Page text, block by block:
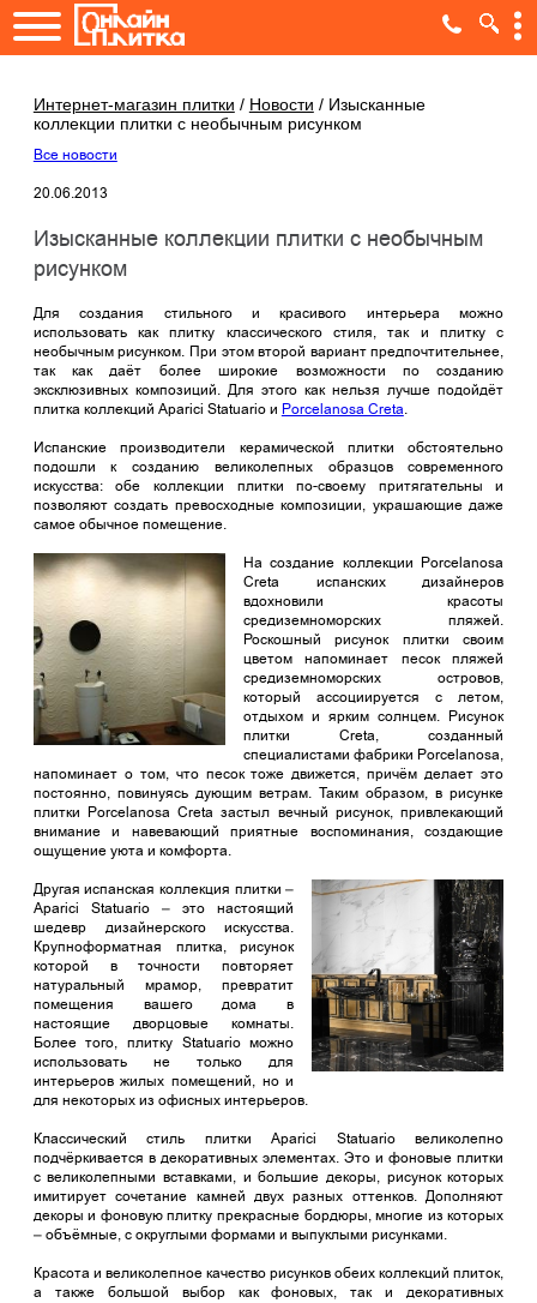
Интернет-магазин плитки / Новости / Изысканные
коллекции плитки с необычным рисунком
Все новости
20.06.2013
Изысканные коллекции плитки с необычным
рисунком
Для создания стильного и красивого интерьера можно
использовать как плитку классического стиля, так и плитку с
необычным рисунком. При этом второй вариант предпочтительнее,
так как даёт более широкие возможности по созданию
эксклюзивных композиций. Для этого как нельзя лучше подойдёт
плитка коллекций Aparici Statuario и Porcelanosa Creta.
Испанские производители керамической плитки обстоятельно
подошли к созданию великолепных образцов современного
искусства: обе коллекции плитки по-своему притягательны и
позволяют создать превосходные композиции, украшающие даже
самое обычное помещение.
На создание коллекции Porcelanosa
Creta испанских дизайнеров
вдохновили красоты
средиземноморских пляжей.
Роскошный рисунок плитки своим
цветом напоминает песок пляжей
средиземноморских островов,
который ассоциируется с летом,
отдыхом и ярким солнцем. Рисунок
плитки Creta, созданный
специалистами фабрики Porcelanosa,
напоминает о том, что песок тоже движется, причём делает это
постоянно, повинуясь дующим ветрам. Таким образом, в рисунке
плитки Porcelanosa Creta застыл вечный рисунок, привлекающий
внимание и навевающий приятные воспоминания, создающие
ощущение уюта и комфорта.
Другая испанская коллекция плитки –
Aparici Statuario – это настоящий
шедевр дизайнерского искусства.
Крупноформатная плитка, рисунок
которой в точности повторяет
натуральный мрамор, превратит
помещения вашего дома в
настоящие дворцовые комнаты.
Более того, плитку Statuario можно
использовать не только для
интерьеров жилых помещений, но и
для некоторых из офисных интерьеров.
Классический стиль плитки Aparici Statuario великолепно
подчёркивается в декоративных элементах. Это и фоновые плитки
с великолепными вставками, и большие декоры, рисунок которых
имитирует сочетание камней двух разных оттенков. Дополняют
декоры и фоновую плитку прекрасные бордюры, многие из которых
– объёмные, с округлыми формами и выпуклыми рисунками.
Красота и великолепное качество рисунков обеих коллекций плиток,
а также большой выбор как фоновых, так и декоративных